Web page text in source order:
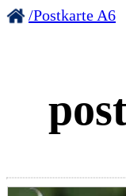
/Postkarte A6